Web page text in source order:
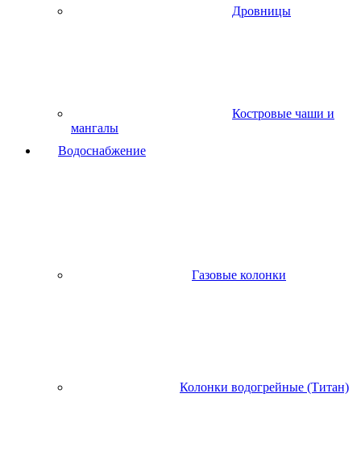
Дровницы
Костровые чаши и
мангалы
Водоснабжение
Газовые колонки
Колонки водогрейные (Титан)